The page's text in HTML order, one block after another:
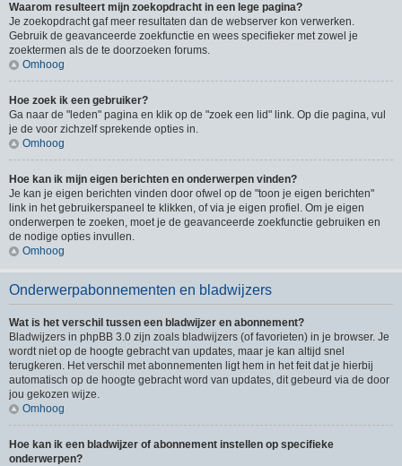
Waarom resulteert mijn zoekopdracht in een lege pagina?
Je zoekopdracht gaf meer resultaten dan de webserver kon verwerken.
Gebruik de geavanceerde zoekfunctie en wees specifieker met zowel je
zoektermen als de te doorzoeken forums.
Omhoog
Hoe zoek ik een gebruiker?
Ga naar de "leden" pagina en klik op de "zoek een lid" link. Op die pagina, vul
je de voor zichzelf sprekende opties in.
Omhoog
Hoe kan ik mijn eigen berichten en onderwerpen vinden?
Je kan je eigen berichten vinden door ofwel op de "toon je eigen berichten"
link in het gebruikerspaneel te klikken, of via je eigen profiel. Om je eigen
onderwerpen te zoeken, moet je de geavanceerde zoekfunctie gebruiken en
de nodige opties invullen.
Omhoog
Onderwerpabonnementen en bladwijzers
Wat is het verschil tussen een bladwijzer en abonnement?
Bladwijzers in phpBB 3.0 zijn zoals bladwijzers (of favorieten) in je browser. Je
wordt niet op de hoogte gebracht van updates, maar je kan altijd snel
terugkeren. Het verschil met abonnementen ligt hem in het feit dat je hierbij
automatisch op de hoogte gebracht word van updates, dit gebeurd via de door
jou gekozen wijze.
Omhoog
Hoe kan ik een bladwijzer of abonnement instellen op specifieke
onderwerpen?